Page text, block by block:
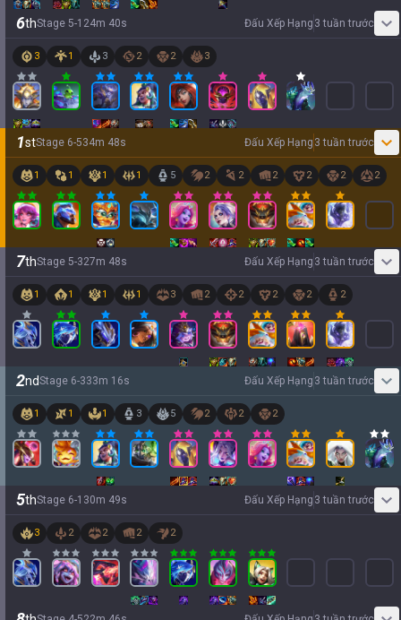
6thStage 5-1 24m 40s Đấu Xếp Hạng 3 tuần trước
3 1 3 2 2 3
1stStage 6-534m 48s Đấu Xếp Hạng 3 tuần trước
1 1 1 1 5 2 2 2 2 2 2
7thStage 5-327m 48s Đấu Xếp Hạng 3 tuần trước
1 1 1 1 3 2 2 2 2 2
2ndStage 6-333m 16s Đấu Xếp Hạng 3 tuần trước
1 1 1 3 5 2 2 2
5thStage 6-1 30m 49s Đấu Xếp Hạng 3 tuần trước
3 2 2 2 2